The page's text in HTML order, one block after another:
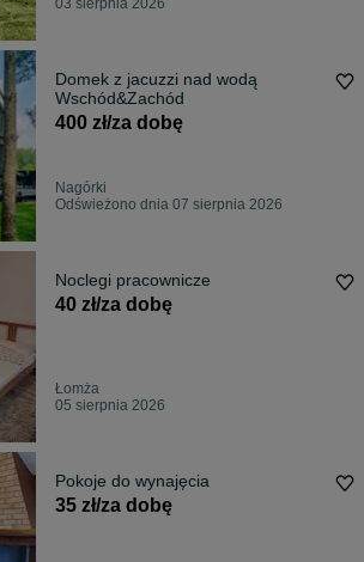
03 sierpnia 2026
Domek z jacuzzi nad wodą
Wschód&Zachód
400 zł/za dobę
Nagórki
Odświeżono dnia 07 sierpnia 2026
Noclegi pracownicze
40 zł/za dobę
Łomża
05 sierpnia 2026
Pokoje do wynajęcia
35 zł/za dobę